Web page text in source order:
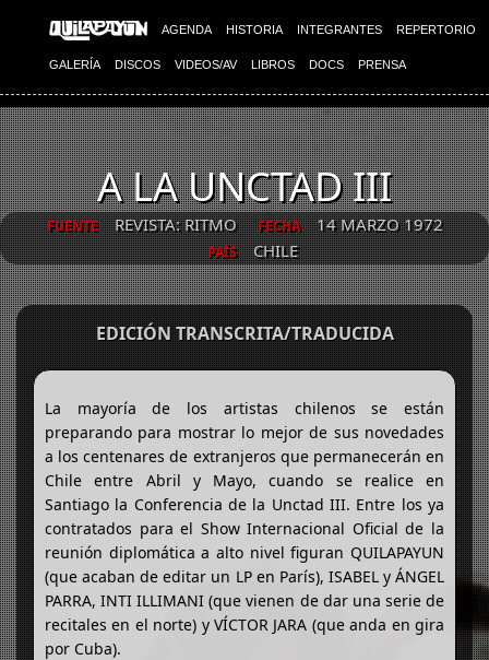
AGENDA HISTORIA INTEGRANTES REPERTORIO
GALERÍA DISCOS VIDEOS/AV LIBROS DOCS PRENSA
A LA UNCTAD III
FUENTE REVISTA: RITMO FECHA 14 MARZO 1972
PAÍS CHILE
EDICIÓN TRANSCRITA/TRADUCIDA
La mayoría de los artistas chilenos se están
preparando para mostrar lo mejor de sus novedades
a los centenares de extranjeros que permanecerán en
Chile entre Abril y Mayo, cuando se realice en
Santiago la Conferencia de la Unctad III. Entre los ya
contratados para el Show Internacional Oficial de la
reunión diplomática a alto nivel figuran QUILAPAYUN
(que acaban de editar un LP en París), ISABEL y ÁNGEL
PARRA, INTI ILLIMANI (que vienen de dar una serie de
recitales en el norte) y VÍCTOR JARA (que anda en gira
por Cuba).